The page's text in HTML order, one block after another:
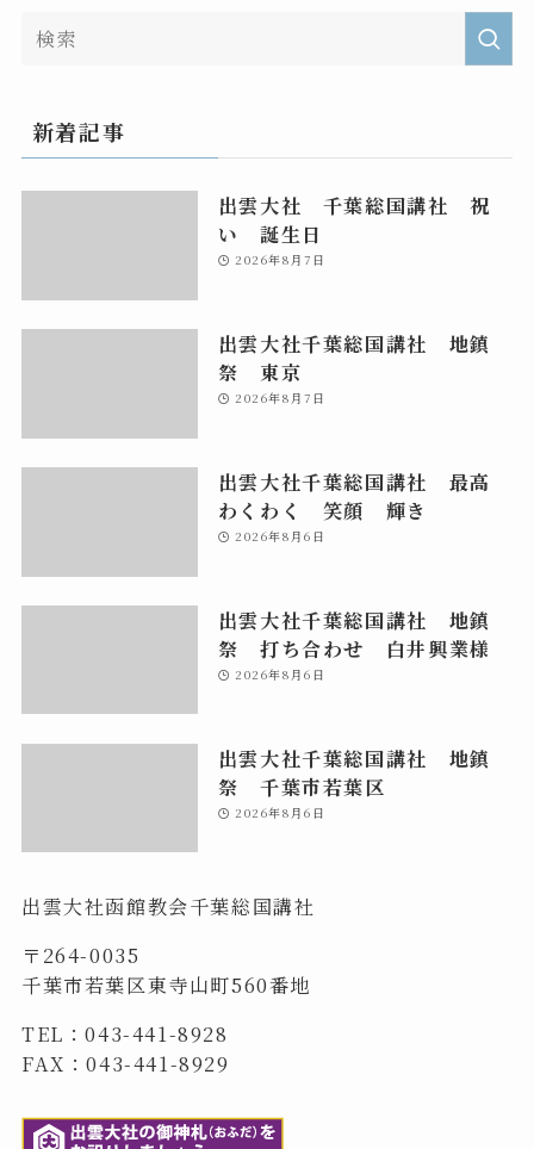
新着記事
出雲大社 千葉総国講社 祝
い 誕生日
2026年8月7日
出雲大社千葉総国講社 地鎮
祭 東京
2026年8月7日
出雲大社千葉総国講社 最高
わくわく 笑顔 輝き
2026年8月6日
出雲大社千葉総国講社 地鎮
祭 打ち合わせ 白井興業様
2026年8月6日
出雲大社千葉総国講社 地鎮
祭 千葉市若葉区
2026年8月6日
出雲大社函館教会千葉総国講社
〒264-0035
千葉市若葉区東寺山町560番地
TEL：043-441-8928
FAX：043-441-8929